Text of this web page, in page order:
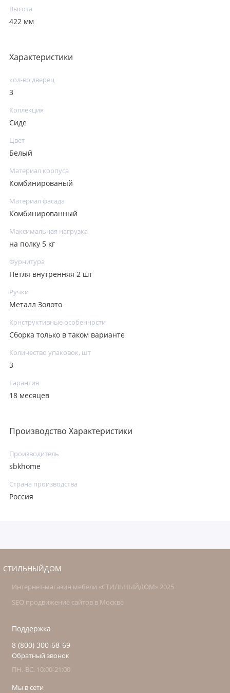
Высота
422 мм
Характеристики
кол-во дверец
3
Коллекция
Сиде
Цвет
Белый
Материал корпуса
Комбинированый
Материал фасада
Комбинированный
Максимальная нагрузка
на полку 5 кг
Фурнитура
Петля внутренняя 2 шт
Ручки
Металл Золото
Конструктивные особенности
Сборка только в таком варианте
Количество упаковок, шт
3
Гарантия
18 месяцев
Производство Характеристики
Производитель
sbkhome
Страна производства
Россия
СТИЛЬНЫЙДОМ
Интернет-магазин мебели «СТИЛЬНЫЙДОМ» 2025
SEO продвижение сайтов в Москве
Поддержка
8 (800) 300-68-69
Обратный звонок
ПН.-ВС. 10:00-21:00
Мы в сети